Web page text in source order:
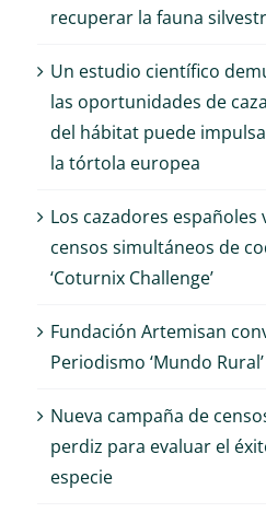
recuperar la fauna
Un estudio científico
las oportunidades de
del hábitat puede
la tórtola europea
Los cazadores españoles
censos simultáneos de
‘Coturnix Challenge’
Fundación Artemisan
Periodismo ‘Mundo Rural’
Nueva campaña de
perdiz para evaluar el
especie